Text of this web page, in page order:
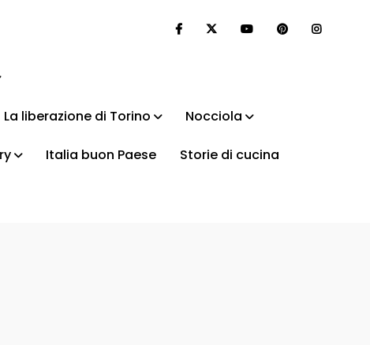
La liberazione di Torino Nocciola
Italia buon Paese Storie di cucina